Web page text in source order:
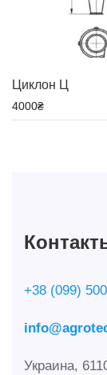
Циклон Ц
4000₴
+38 (099)
Украина,